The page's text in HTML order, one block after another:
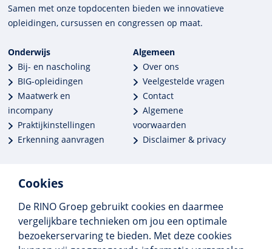
Cookies
De RINO Groep gebruikt cookies en daarmee
vergelijkbare technieken om jou een optimale
bezoekerservaring te bieden. Met deze cookies
Samen met onze top­docenten bieden we innova­tieve
opleidingen, cursussen en congres­sen op maat.
Onderwijs
Bij- en nascholing
BIG-opleidingen
Maatwerk en
incompany
Praktijkinstellingen
Erkenning aanvragen
Algemeen
Over ons
Veelgestelde vragen
Contact
Algemene
voorwaarden
Disclaimer & privacy
Meer dan 250 opleidingen
Alle BIG-opleidingen in huis
Cedeo-erkend en CRKBO-geregistreerd